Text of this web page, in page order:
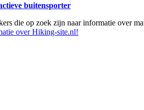
buitensporter
die op zoek zijn naar informatie over
over Hiking-site.nl!